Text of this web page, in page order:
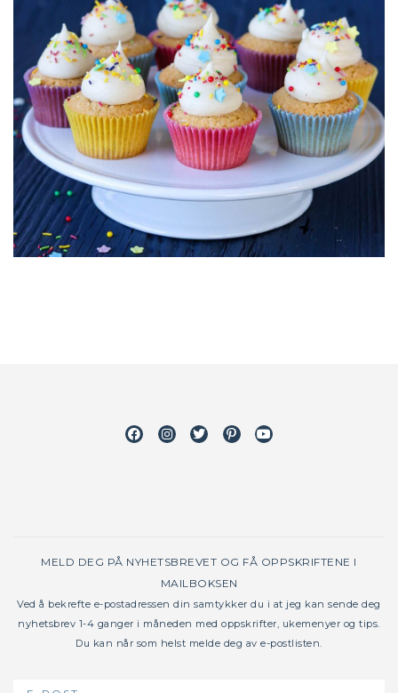
FacebookInstagram
TwitterPinterestYoutube
MELD DEG PÅ NYHETSBREVET OG FÅ OPPSKRIFTENE I
MAILBOKSEN
Ved å bekrefte e-postadressen din samtykker du i at jeg kan sende deg
nyhetsbrev 1-4 ganger i måneden med oppskrifter, ukemenyer og tips.
Du kan når som helst melde deg av e-postlisten.